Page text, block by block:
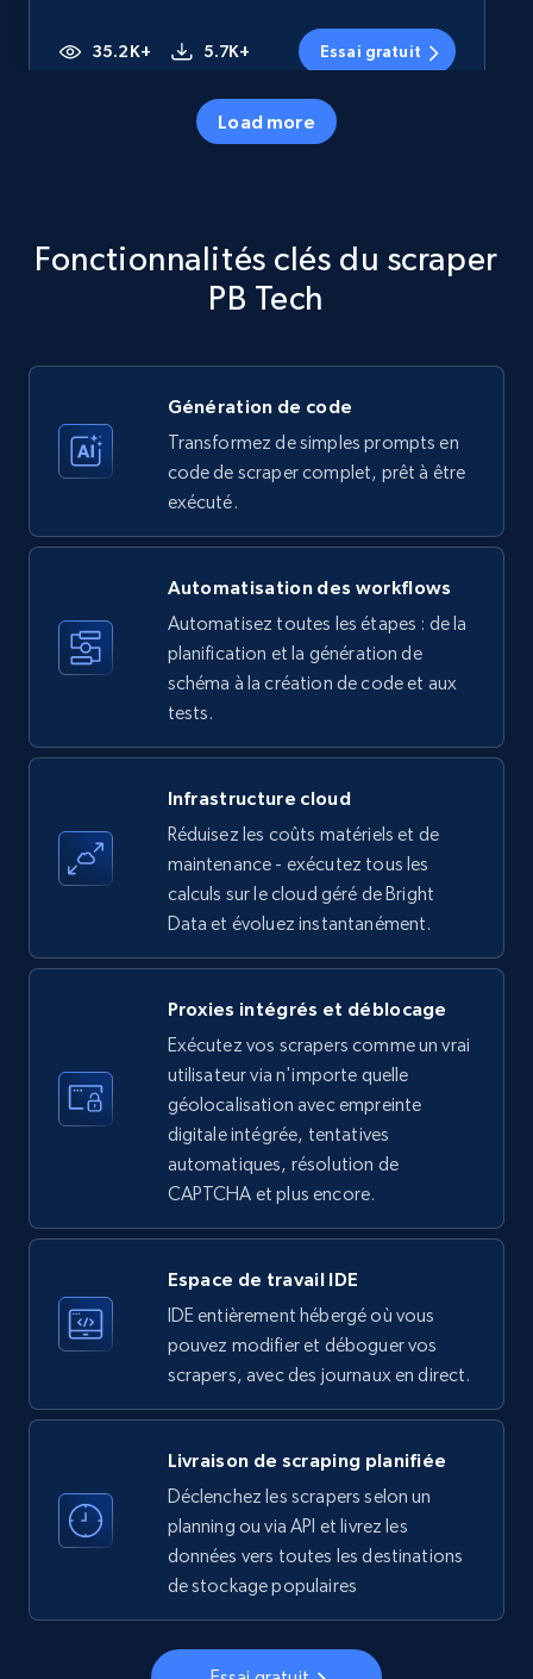
35.2K+ 5.7K+ Essai gratuit
price, Currency, Availability, Reviews count, and
Amazon products - Collects products by
specific keywords
Title, Seller name, Brand, Description, Initial
35.2K+ 5.7K+ Essai gratuit
upc numbers
Title, Seller name, Brand, Description, Initial
price, Currency, Availability, Reviews count, and
more.
LinkedIn company information
ID, Name, Country code, Locations, Followers,
Employees in linkedin, About, Specialties, and
Instagram - Profiles
Account, Fbid, ID, Followers, Posts count, Is
verified, and more.
22.3K+ 3.4K+ Essai gratuit
Load more
Fonctionnalités clés du scraper
PB Tech
Génération de code
Transformez de simples prompts en
code de scraper complet, prêt à être
exécuté.
Automatisation des workflows
Automatisez toutes les étapes : de la
planification et la génération de
schéma à la création de code et aux
tests.
Infrastructure cloud
Réduisez les coûts matériels et de
maintenance - exécutez tous les
calculs sur le cloud géré de Bright
Data et évoluez instantanément.
Proxies intégrés et déblocage
Exécutez vos scrapers comme un vrai
utilisateur via n'importe quelle
géolocalisation avec empreinte
digitale intégrée, tentatives
automatiques, résolution de
CAPTCHA et plus encore.
Espace de travail IDE
IDE entièrement hébergé où vous
pouvez modifier et déboguer vos
scrapers, avec des journaux en direct.
Livraison de scraping planifiée
Déclenchez les scrapers selon un
planning ou via API et livrez les
données vers toutes les destinations
de stockage populaires